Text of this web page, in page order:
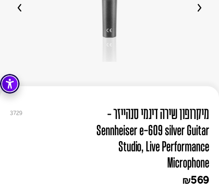
3729
מיקרופון שירה דינמי סנהייזר -
Sennheiser e-609 silver Guitar
Studio, Live Performance
Microphone
₪569